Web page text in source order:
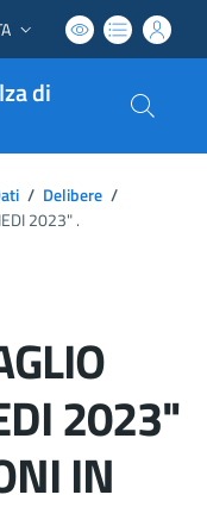
attiva:
di
/ Delibere /
2023" .
2023"
IN